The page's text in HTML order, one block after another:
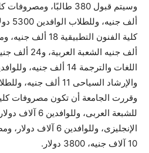
ألف
ألف جنيه
الإنجليزى، وللوافدين
10 آلاف جنيه، 3800 دولار.